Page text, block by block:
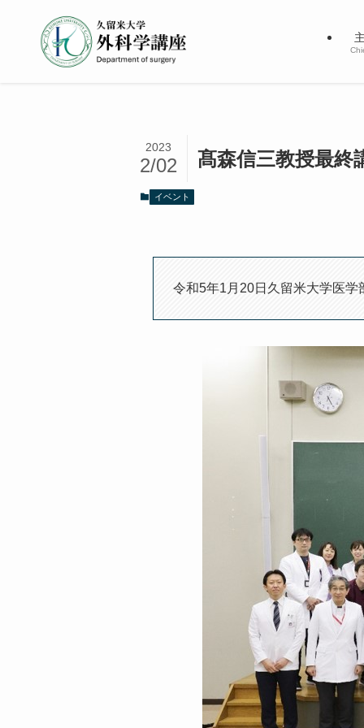
髙森信三教授最終
2023
2/02
イベント
令和5年1月20日久留米大学医